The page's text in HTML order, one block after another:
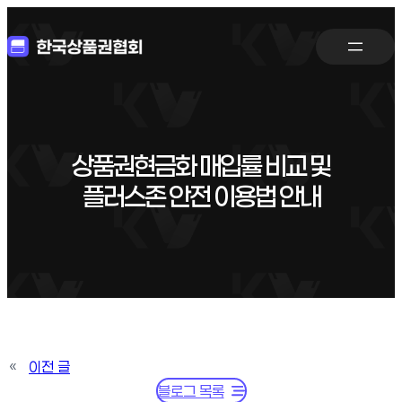
상품권현금화 매입률 비교 및
플러스존 안전 이용법 안내
«
이전 글
블로그 목록